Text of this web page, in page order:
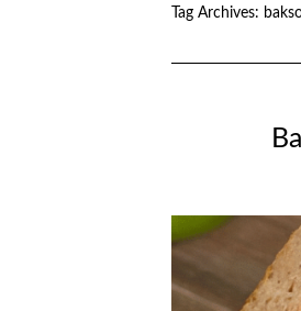
Tag Archives: